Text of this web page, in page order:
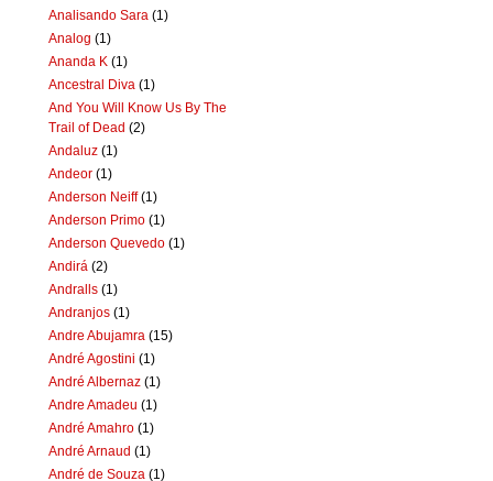
Analisando Sara (1)
Analog (1)
Ananda K (1)
Ancestral Diva (1)
And You Will Know Us By The
Trail of Dead (2)
Andaluz (1)
Andeor (1)
Anderson Neiff (1)
Anderson Primo (1)
Anderson Quevedo (1)
Andirá (2)
Andralls (1)
Andranjos (1)
Andre Abujamra (15)
André Agostini (1)
André Albernaz (1)
Andre Amadeu (1)
André Amahro (1)
André Arnaud (1)
André de Souza (1)